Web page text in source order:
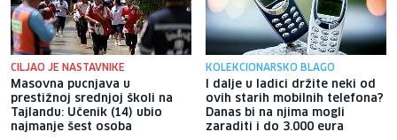
CILJAO JE NASTAVNIKE
Masovna pucnjava u
prestižnoj srednjoj školi na
Tajlandu: Učenik (14) ubio
najmanje šest osoba
KOLEKCIONARSKO BLAGO
I dalje u ladici držite neki od
ovih starih mobilnih telefona?
Danas bi na njima mogli
zaraditi i do 3.000 eura